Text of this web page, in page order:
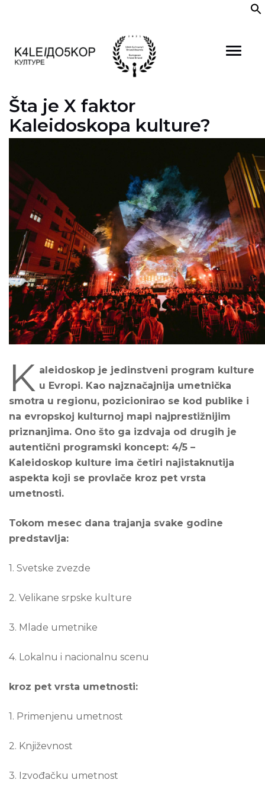
Šta je X faktor
Kaleidoskopa kulture?
K aleidoskop je jedinstveni program kulture
u Evropi. Kao najznačajnija umetnička
smotra u regionu, pozicionirao se kod publike i
na evropskoj kulturnoj mapi najprestižnijim
priznanjima. Ono što ga izdvaja od drugih je
autentični programski koncept: 4/5 –
Kaleidoskop kulture ima četiri najistaknutija
aspekta koji se provlače kroz pet vrsta
umetnosti.
Tokom mesec dana trajanja svake godine
predstavlja:
1. Svetske zvezde
2. Velikane srpske kulture
3. Mlade umetnike
4. Lokalnu i nacionalnu scenu
kroz pet vrsta umetnosti:
1. Primenjenu umetnost
2. Književnost
3. Izvođačku umetnost